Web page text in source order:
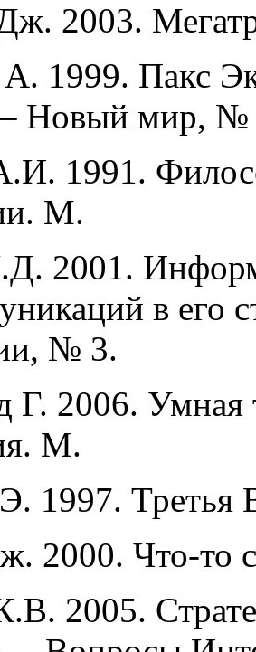
2003.
А. 1999. Пакс
– Новый мир, №
1991.
М.
2001.
в его
№ 3.
Г. 2006. Умная
М.
1997. Третья
2000. Что-то
2005.